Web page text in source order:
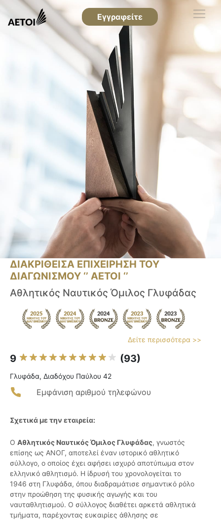
Εγγραφείτε
ΔΙΑΚΡΙΘΕΙΣΑ ΕΠΙΧΕΙΡΗΣΗ ΤΟΥ
ΔΙΑΓΩΝΙΣΜΟΥ ‘’ ΑΕΤΟΙ ‘’
Αθλητικός Ναυτικός Όμιλος Γλυφάδας
Δείτε περισσότερα >>
9 (93)
Γλυφάδα, Διαδόχου Παύλου 42
Εμφάνιση αριθμού τηλεφώνου
Σχετικά με την εταιρεία:
Ο Αθλητικός Ναυτικός Όμιλος Γλυφάδας, γνωστός
επίσης ως ΑΝΟΓ, αποτελεί έναν ιστορικό αθλητικό
σύλλογο, ο οποίος έχει αφήσει ισχυρό αποτύπωμα στον
ελληνικό αθλητισμό. Η ίδρυσή του χρονολογείται το
1946 στη Γλυφάδα, όπου διαδραμάτισε σημαντικό ρόλο
στην προώθηση της φυσικής αγωγής και του
ναυταθλητισμού. Ο σύλλογος διαθέτει αρκετά αθλητικά
τμήματα, παρέχοντας ευκαιρίες άθλησης σε